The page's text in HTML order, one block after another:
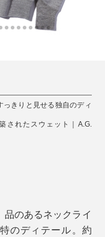
っきりと見せる独自のディ
されたスウェット｜A.G.
のあるネックライ
のディテール。約